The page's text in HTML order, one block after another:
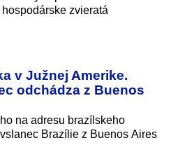
zvieratá
v Južnej Amerike.
odchádza z Buenos
na adresu brazílskeho
Brazílie z Buenos Aires